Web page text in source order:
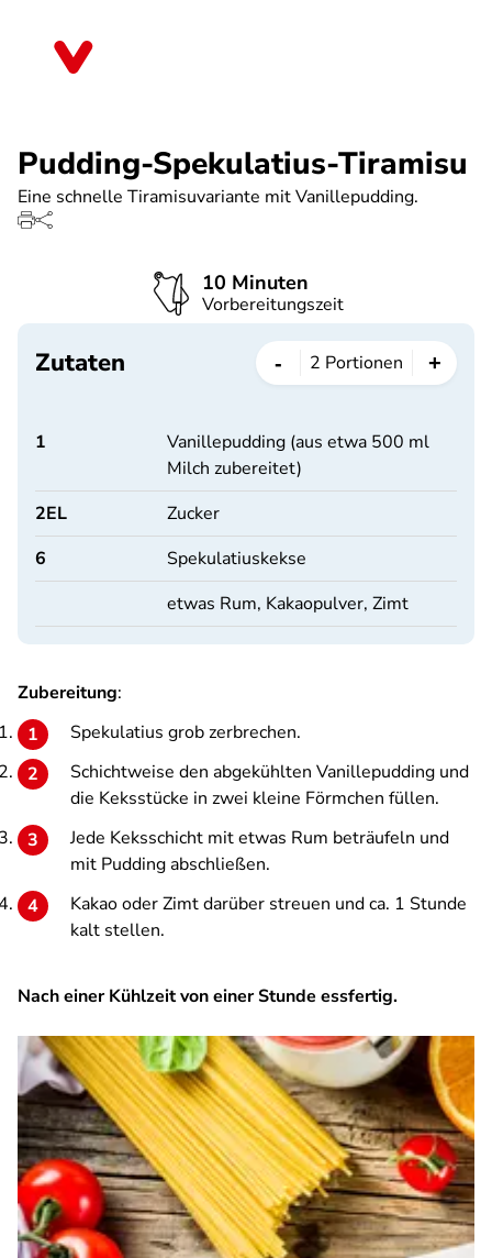
Pudding-Spekulatius-Tiramisu
Eine schnelle Tiramisuvariante mit Vanillepudding.
10 Minuten
Vorbereitungszeit
Zutaten - 2 Portionen +
1
Vanillepudding (aus etwa 500 ml
Milch zubereitet)
2EL
Zucker
6
Spekulatiuskekse
etwas Rum, Kakaopulver, Zimt
Zubereitung:
Spekulatius grob zerbrechen.
Schichtweise den abgekühlten Vanillepudding und
die Keksstücke in zwei kleine Förmchen füllen.
Jede Keksschicht mit etwas Rum beträufeln und
mit Pudding abschließen.
Kakao oder Zimt darüber streuen und ca. 1 Stunde
kalt stellen.
Nach einer Kühlzeit von einer Stunde essfertig.